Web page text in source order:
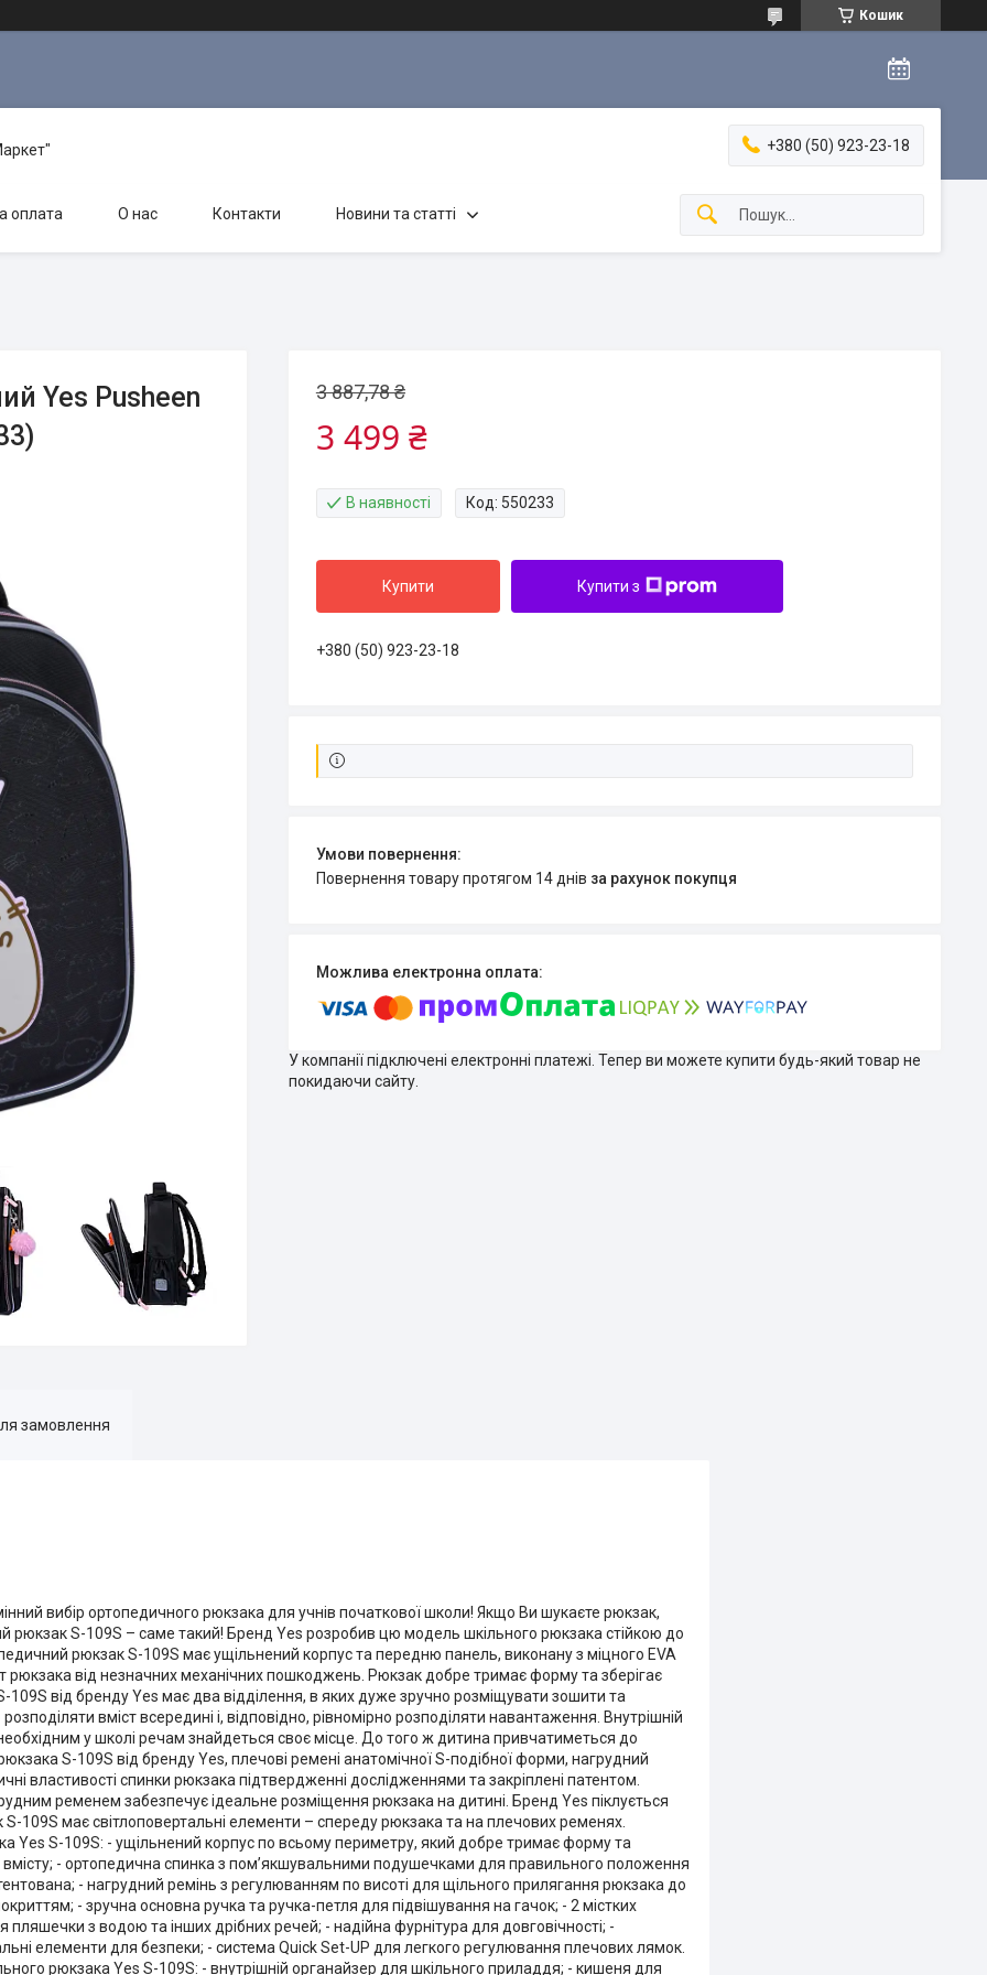
Кошик
+380 (50) 923-23-18
оплата О нас Контакти Новини та статті
Yes Pusheen
3 887,78 ₴
3 499 ₴
В наявності Код: 550233
Купити Купити з
+380 (50) 923-23-18
повернення товару протягом 14 днів за рахунок покупця
У компанії підключені електронні платежі. Тепер ви можете купити будь-який товар не
покидаючи сайту.
замовлення
вибір ортопедичного рюкзака для учнів початкової школи! Якщо Ви шукаєте рюкзак,
рюкзак S-109S – саме такий! Бренд Yes розробив цю модель шкільного рюкзака стійкою до
рюкзак S-109S має ущільнений корпус та передню панель, виконану з міцного EVA
рюкзака від незначних механічних пошкоджень. Рюкзак добре тримає форму та зберігає
від бренду Yes має два відділення, в яких дуже зручно розміщувати зошити та
вміст всередині і, відповідно, рівномірно розподіляти навантаження. Внутрішній
у школі речам знайдеться своє місце. До того ж дитина привчатиметься до
S-109S від бренду Yes, плечові ремені анатомічної S-подібної форми, нагрудний
властивості спинки рюкзака підтвердженні дослідженнями та закріплені патентом.
ременем забезпечує ідеальне розміщення рюкзака на дитині. Бренд Yes піклується
109S має світлоповертальні елементи – спереду рюкзака та на плечових ременях.
Yes S-109S: - ущільнений корпус по всьому периметру, який добре тримає форму та
вмісту; - ортопедична спинка з пом’якшувальними подушечками для правильного положення
- нагрудний ремінь з регулюванням по висоті для щільного прилягання рюкзака до
- зручна основна ручка та ручка-петля для підвішування на гачок; - 2 містких
пляшечки з водою та інших дрібних речей; - надійна фурнітура для довговічності; -
елементи для безпеки; - система Quick Set-UP для легкого регулювання плечових лямок.
рюкзака Yes S-109S: - внутрішній органайзер для шкільного приладдя; - кишеня для